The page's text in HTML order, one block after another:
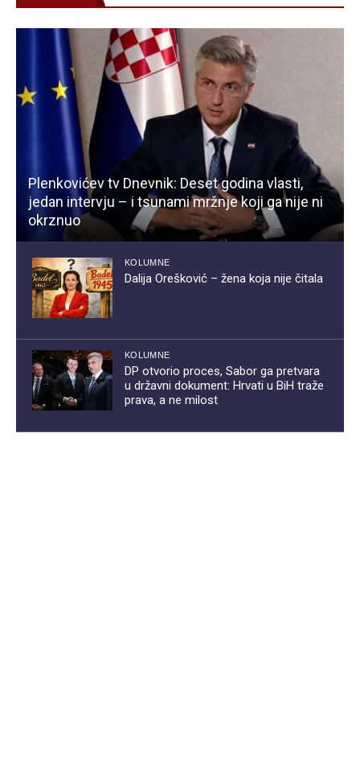
Plenkovićev tv Dnevnik: Deset godina vlasti,
jedan intervju – i tsunami mržnje koji ga nije ni
okrznuo
KOLUMNE
Dalija Orešković – žena koja nije čitala
KOLUMNE
DP otvorio proces, Sabor ga pretvara
u državni dokument: Hrvati u BiH traže
prava, a ne milost